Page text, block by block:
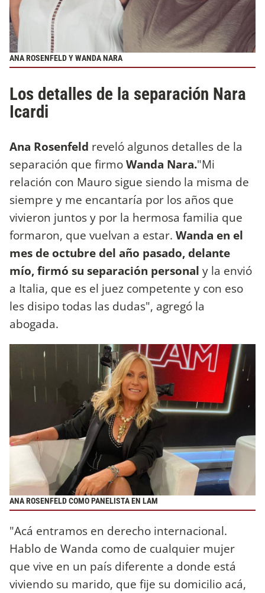
ANA ROSENFELD Y WANDA NARA
Los detalles de la separación Nara
Icardi
Ana Rosenfeld reveló algunos detalles de la
separación que firmoWanda Nara."Mi
relación con Mauro sigue siendo la misma de
siempre y me encantaría por los años que
vivieron juntos y por la hermosa familia que
formaron, que vuelvan a estar. Wanda en el
mes de octubre del año pasado, delante
mío, firmó su separación personal y la envió
a Italia, que es el juez competente y con eso
les disipo todas las dudas", agregó la
abogada.
ANA ROSENFELD COMO PANELISTA EN LAM
"Acá entramos en derecho internacional.
Hablo de Wanda como de cualquier mujer
que vive en un país diferente a donde está
viviendo su marido, que fije su domicilio acá,